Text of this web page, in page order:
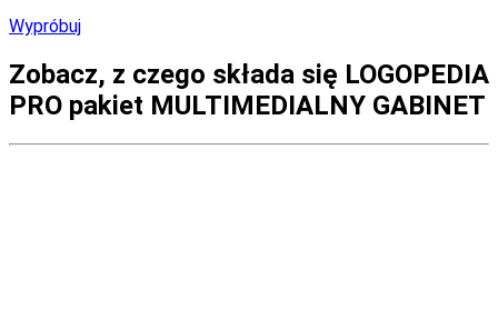
Wypróbuj
Zobacz, z czego składa się LOGOPEDIA
PRO pakiet MULTIMEDIALNY GABINET